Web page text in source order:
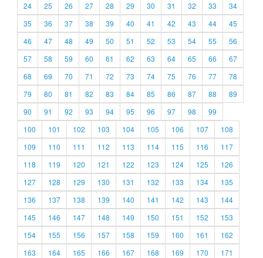
24
25 26 27 28 29 30 31 32 33
34
35
36 37 38 39 40 41 42 43 44
45
46
47 48 49 50 51 52 53 54 55
56
57
58 59 60 61 62 63 64 65 66
67
68
69 70 71 72 73 74 75 76 77
78
79
80 81 82 83 84 85 86 87 88
89
90
91 92 93 94 95 96 97 98
99
100
101 102 103 104 105 106 107
108
109
110 111 112 113 114 115 116
117
118
119 120 121 122 123 124 125
126
127
128 129 130 131 132 133 134
135
136
137 138 139 140 141 142 143
144
145
146 147 148 149 150 151 152
153
154
155 156 157 158 159 160 161
162
163
164 165 166 167 168 169 170
171